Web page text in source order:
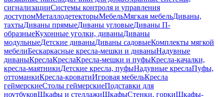
сигнализацииСистемы контроля и управления
доступомМеталлодетекторыМебельМягкая мебельДиваны,
тахтыДиваны прямыеДиваны угловыеДиваны П-
образныеКухонные уголки, диваныДиваны
модульныеДетские диваныДиваны садовыеКомплекты мягкой
мебелиБескаркасные кресла-мешки и диваныНадувные
диваныКреслаКреслаКресла-мешки и пуфыКресла-качалки,
кресла-маятникиДетские кресла, пуфыНадувные креслаПуфы,
оттоманкиКресла-кроватиИгровая мебельКресла
геймерскиеСтолы геймерскиеПодставки для
ноутбуковШкафы и стеллажиШкафыСтенки, горкиШкафы-